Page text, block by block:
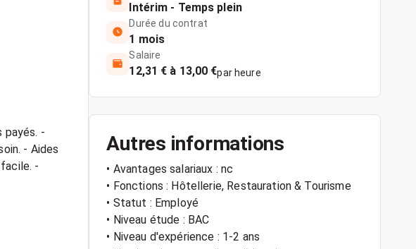
payés. -
- Aides
-
Intérim - Temps plein
Durée du contrat
1 mois
Salaire
12,31 € à 13,00 €par heure
Autres informations
• Avantages salariaux : nc
• Fonctions : Hôtellerie, Restauration & Tourisme
• Statut : Employé
• Niveau étude : BAC
• Niveau d'expérience : 1-2 ans